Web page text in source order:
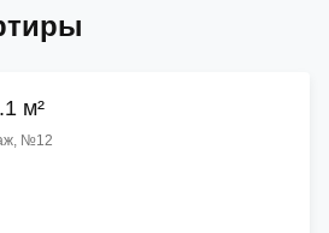
м²
№12